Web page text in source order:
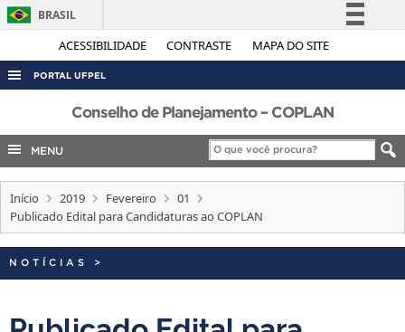
ACESSIBILIDADE CONTRASTE MAPA DO SITE
BRASIL
Simplifique!
Legislação
Canais
PORTAL UFPEL
ACESSO À INFORMAÇÃO
AUDITORIA
COBALTO
CONCURSOS
INTERNACIONAL
PORTARIAS
Conselho de Planejamento – COPLAN
MENU
Início 2019 Fevereiro
01
Publicado Edital para Candidaturas ao COPLAN
NOTÍCIAS >